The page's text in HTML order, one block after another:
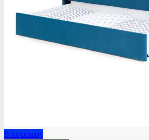
В корзину